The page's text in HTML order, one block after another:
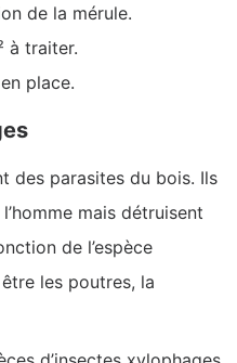
de la mérule.
à traiter.
place.
des parasites du bois. Ils
mais détruisent
de l’espèce
les poutres, la